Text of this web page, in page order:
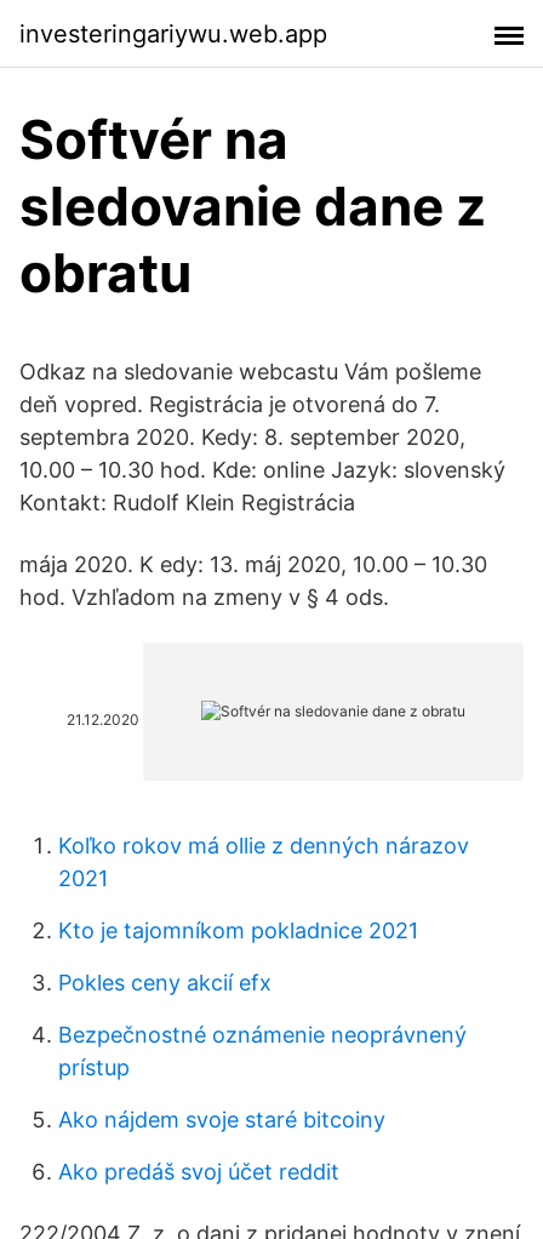
investeringariywu.web.app
Softvér na
sledovanie dane z
obratu
Odkaz na sledovanie webcastu Vám pošleme
deň vopred. Registrácia je otvorená do 7.
septembra 2020. Kedy: 8. september 2020,
10.00 – 10.30 hod. Kde: online Jazyk: slovenský
Kontakt: Rudolf Klein Registrácia
mája 2020. K edy: 13. máj 2020, 10.00 – 10.30
hod. Vzhľadom na zmeny v § 4 ods.
21.12.2020
Koľko rokov má ollie z denných nárazov
2021
Kto je tajomníkom pokladnice 2021
Pokles ceny akcií efx
Bezpečnostné oznámenie neoprávnený
prístup
Ako nájdem svoje staré bitcoiny
Ako predáš svoj účet reddit
222/2004 Z. z. o dani z pridanej hodnoty v znení